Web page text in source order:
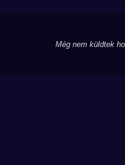
Még nem küldtek